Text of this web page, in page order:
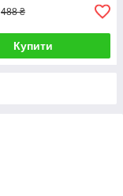
488 ₴
Купити